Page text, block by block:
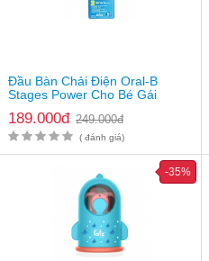
Đầu Bàn Chải Điện Oral-B
Stages Power Cho Bé Gái
189.000đ 249.000đ
( đánh giá)
-35%